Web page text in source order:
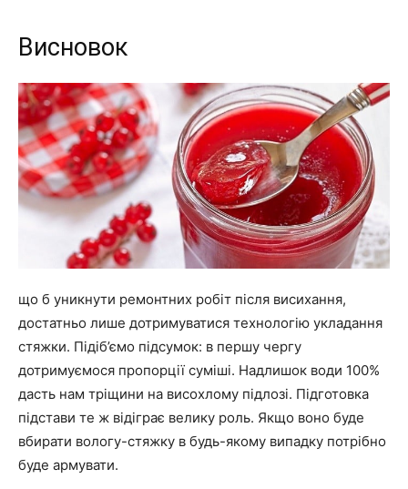
Висновок
що б уникнути ремонтних робіт після висихання,
достатньо лише дотримуватися технологію укладання
стяжки. Підіб’ємо підсумок: в першу чергу
дотримуємося пропорції суміші. Надлишок води 100%
дасть нам тріщини на висохлому підлозі. Підготовка
підстави те ж відіграє велику роль. Якщо воно буде
вбирати вологу-стяжку в будь-якому випадку потрібно
буде армувати.